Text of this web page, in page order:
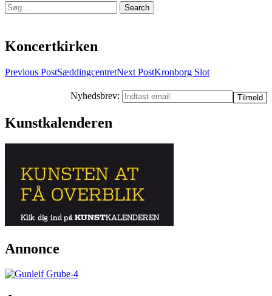
Search
for:
Koncertkirken
Post
Previous PostSæddingcentretNext PostKronborg Slot
Nyhedsbrev:
Kunstkalenderen
Annonce